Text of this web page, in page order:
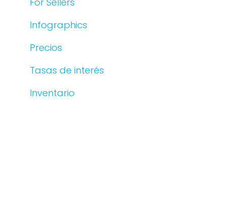
Infographics
Precios
Tasas de interés
Inventario